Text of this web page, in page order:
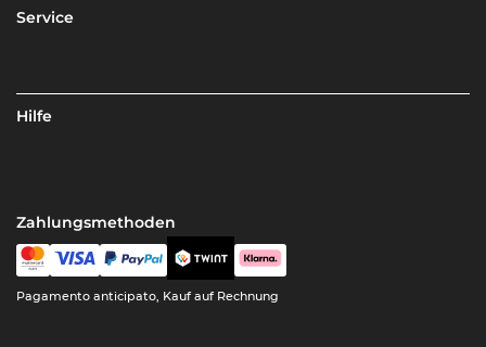
Service
Hilfe
Zahlungsmethoden
Pagamento anticipato, Kauf auf Rechnung